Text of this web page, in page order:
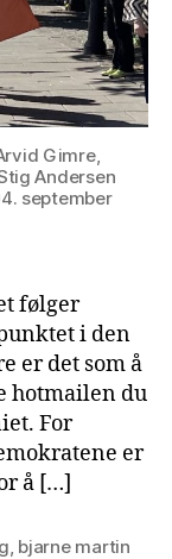
Gimre,
Andersen
september
følger
i den
er det som å
hotmailen du
For
er
å […]
bjarne martin